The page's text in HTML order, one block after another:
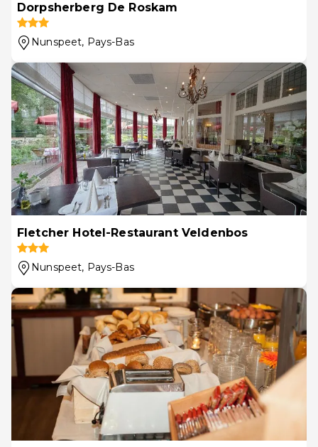
Dorpsherberg De Roskam
Nunspeet, Pays-Bas
Fletcher Hotel-Restaurant Veldenbos
Nunspeet, Pays-Bas